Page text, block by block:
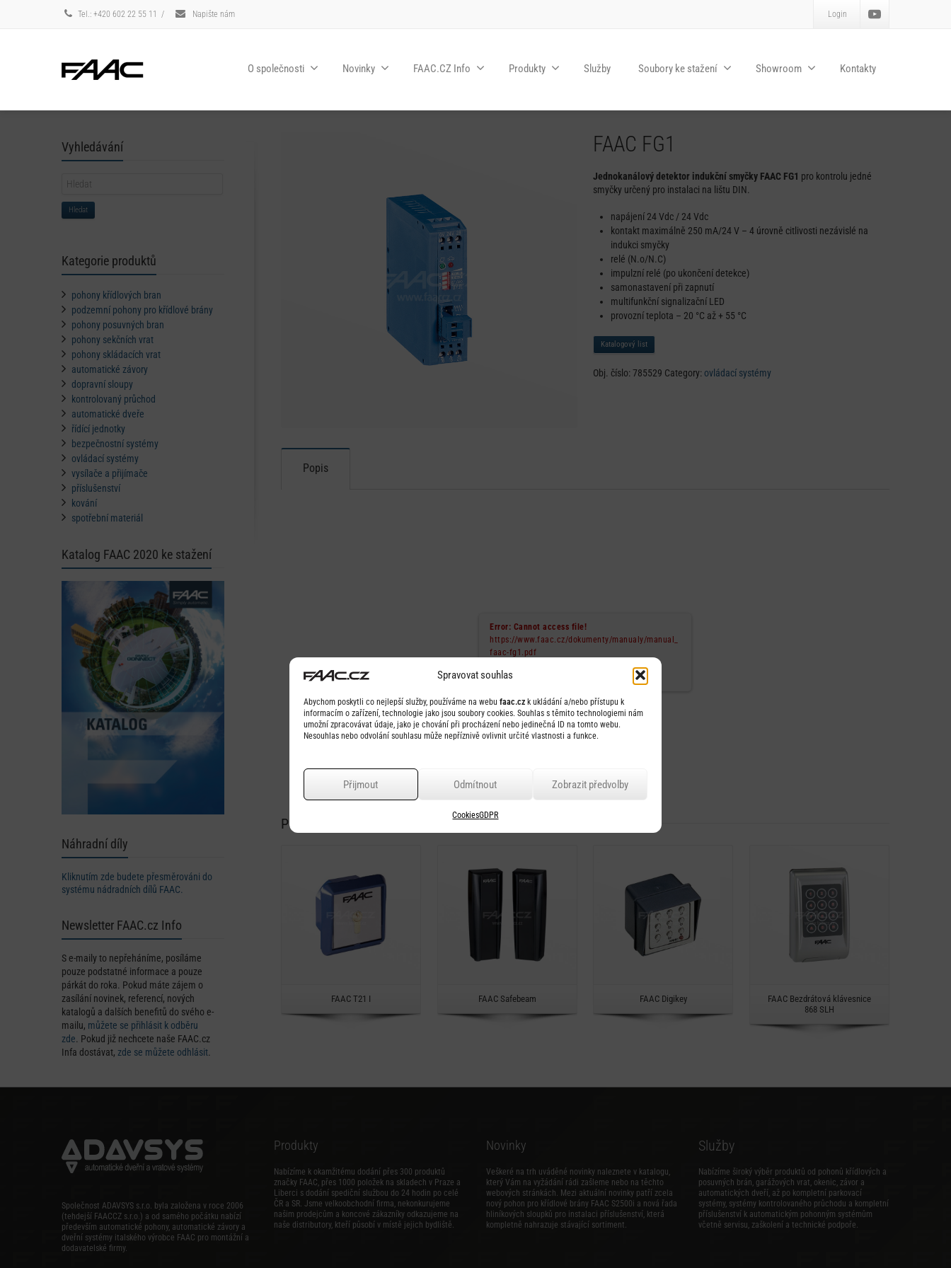
Spravovat souhlas
Abychom poskytli co nejlepší služby, používáme na webu faac.cz k ukládání a/nebo přístupu k
informacím o zařízení, technologie jako jsou soubory cookies. Souhlas s těmito technologiemi nám
umožní zpracovávat údaje, jako je chování při procházení nebo jedinečná ID na tomto webu.
Nesouhlas nebo odvolání souhlasu může nepříznivě ovlivnit určité vlastnosti a funkce.
Přijmout Odmítnout Zobrazit předvolby
CookiesGDPR
Tel.: +420 602 22 55 11 / Napište nám Login
O společnosti Novinky FAAC.CZ Info Produkty Služby Soubory ke stažení Showroom Kontakty
FAAC FG1
Jednokanálový detektor indukční smyčky FAAC FG1 pro kontrolu jedné
smyčky určený pro instalaci na lištu DIN.
napájení 24 Vdc / 24 Vdc
kontakt maximálně 250 mA/24 V – 4 úrovně citlivosti nezávislé na
indukci smyčky
relé (N.o/N.C)
impulzní relé (po ukončení detekce)
samonastavení při zapnutí
multifunkční signalizační LED
provozní teplota – 20 °C až + 55 °C
Katalogový list
Obj. číslo:785529 Category: ovládací systémy
Popis
Error: Cannot access file!
https://www.faac.cz/dokumenty/manualy/manual_
faac-fg1.pdf
Failed to fetch
Podobné produkty
Detail
FAAC T21 I
Detail
FAAC Safebeam
Detail
FAAC Digikey
FAAC Bezdrátová klávesnice
868 SLH
Vyhledávání
Hledat
Kategorie produktů
pohony křídlových bran
podzemní pohony pro křídlové brány
pohony posuvných bran
pohony sekčních vrat
pohony skládacích vrat
automatické závory
dopravní sloupy
kontrolovaný průchod
automatické dveře
řídící jednotky
bezpečnostní systémy
ovládací systémy
vysílače a přijímače
příslušenství
kování
spotřební materiál
Katalog FAAC 2020 ke stažení
Náhradní díly
Kliknutím zde budete přesměrováni do
systému nádradních dílů FAAC.
Newsletter FAAC.cz Info
S e-maily to nepřeháníme, posíláme
pouze podstatné informace a pouze
párkát do roka. Pokud máte zájem o
zasílání novinek, referencí, nových
katalogů a dalších benefitů do svého e-
mailu, můžete se přihlásit k odběru
zde. Pokud již nechcete naše FAAC.cz
Infa dostávat, zde se můžete odhlásit.
Společnost ADAVSYS s.r.o. byla založena v roce 2006
(tehdejší FAACCZ s.r.o.) a od samého počátku nabízí
především automatické pohony, automatické závory a
dveřní systémy italského výrobce FAAC pro montážní a
dodavatelské firmy.
Produkty
Nabízíme k okamžitému dodání přes 300 produktů
značky FAAC, přes 1000 položek na skladech v Praze a
Liberci s dodání spediční službou do 24 hodin po celé
ČR a SR. Jsme velkoobchodní firma, nekonkurujeme
našim prodejcům a koncové zákazníky odkazujeme na
naše distributory, kteří působí v místě jejich bydliště.
Novinky
Veškeré na trh uváděné novinky naleznete v katalogu,
který Vám na vyžádání rádi zašleme nebo na těchto
webových stránkách. Mezi aktuální novinky patří zcela
nový pohon pro křídlové brány FAAC S2500i a nová řada
hliníkových sloupků pro instalaci příslušenství, která
kompletně nahrazuje stávající sortiment.
Služby
Nabízíme široký výběr produktů od pohonů křídlových a
posuvných brán, garážových vrat, okenic, závor a
automatických dveří, až po kompletní parkovací
systémy, systémy kontrolovaného průchodu a kompletní
příslušenství k automatickým pohonným systémům
včetně servisu, zaškolení a technické podpoře.